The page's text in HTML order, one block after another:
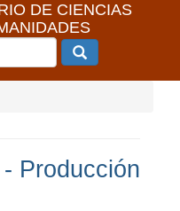
DE CIENCIAS
Producción